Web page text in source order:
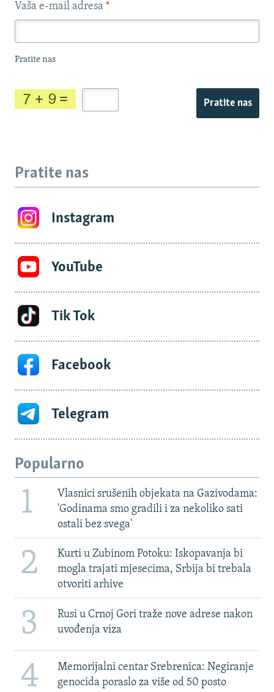
Vaša e-mail adresa *
Pratite nas
Pratite nas
Pratite nas
Instagram
YouTube
Tik Tok
Facebook
Telegram
Popularno
1
Vlasnici srušenih objekata na Gazivodama:
'Godinama smo gradili i za nekoliko sati
ostali bez svega'
2
Kurti u Zubinom Potoku: Iskopavanja bi
mogla trajati mjesecima, Srbija bi trebala
otvoriti arhive
3
Rusi u Crnoj Gori traže nove adrese nakon
uvođenja viza
4
Memorijalni centar Srebrenica: Negiranje
genocida poraslo za više od 50 posto